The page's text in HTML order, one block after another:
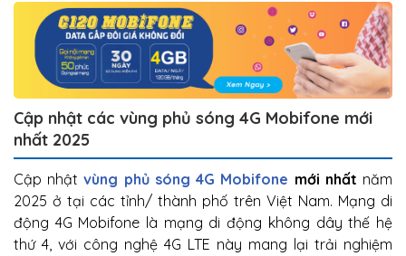
Cập nhật các vùng phủ sóng 4G Mobifone mới
nhất 2025
Cập nhậtvùng phủ sóng 4G Mobifone mới nhất năm
2025 ở tại các tỉnh/ thành phố trên Việt Nam. Mạng di
động 4G Mobifone là mạng di động không dây thế hệ
thứ 4, với công nghệ 4G LTE này mang lại trải nghiệm